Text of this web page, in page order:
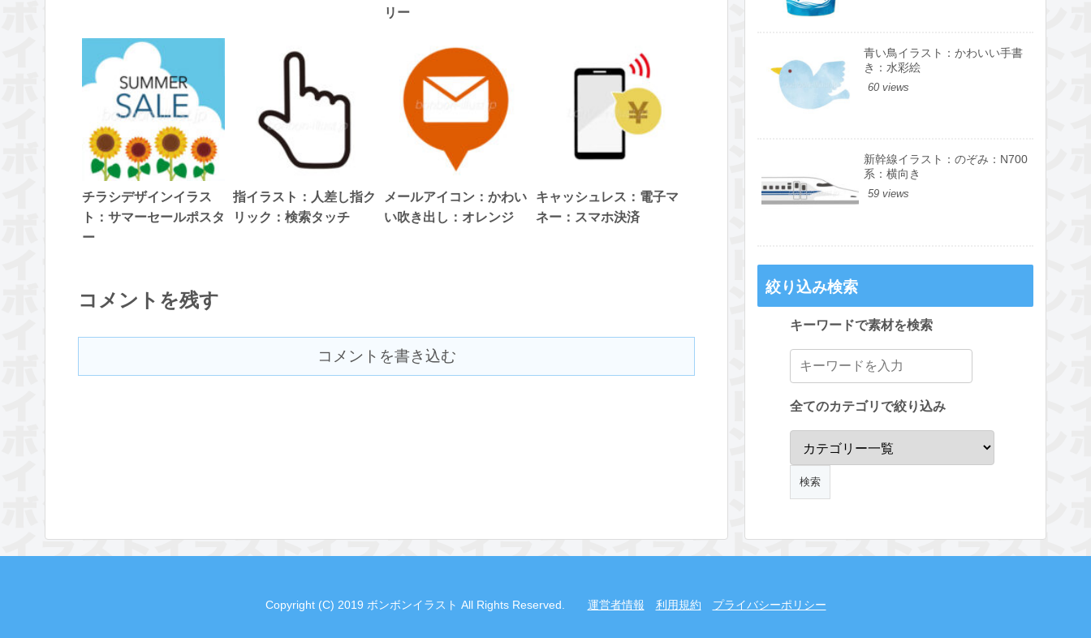
リー
チラシデザインイラス
ト：サマーセールポスタ
ー
指イラスト：人差し指ク
リック：検索タッチ
メールアイコン：かわい
い吹き出し：オレンジ
キャッシュレス：電子マ
ネー：スマホ決済
コメントを残す
コメントを書き込む
青い鳥イラスト：かわいい手書
き：水彩絵
60 views
新幹線イラスト：のぞみ：N700
系：横向き
59 views
絞り込み検索
キーワードで素材を検索
全てのカテゴリで絞り込み
Copyright (C) 2019 ボンボンイラスト All Rights Reserved. 運営者情報 利用規約 プライバシーポリシー